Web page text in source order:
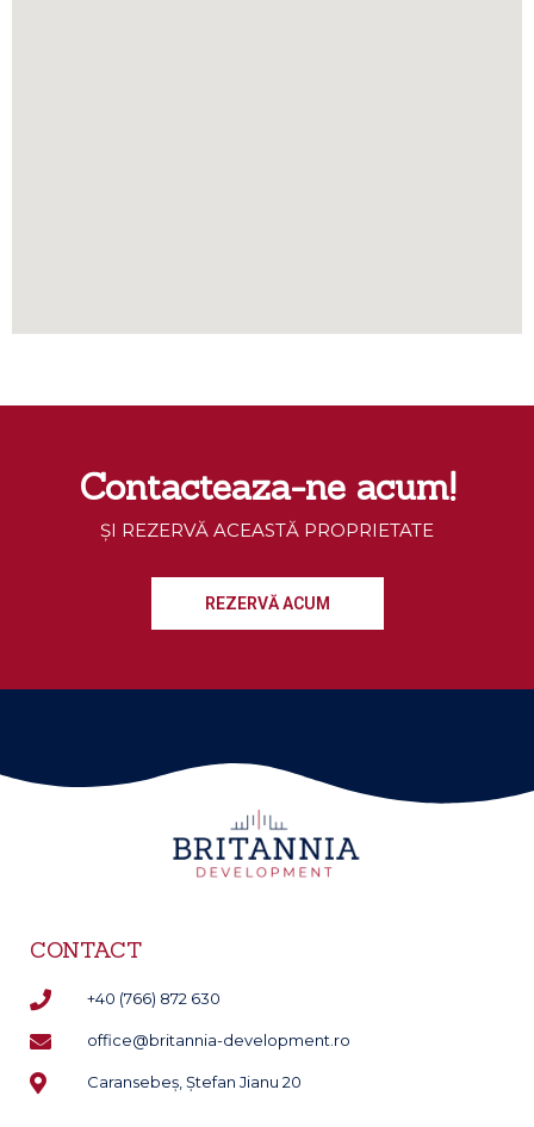
Contacteaza-ne acum!
ȘI REZERVĂ ACEASTĂ PROPRIETATE
REZERVĂ ACUM
CONTACT
‭+40 (766) 872 630‬
office@britannia-development.ro
Caransebeș, Ștefan Jianu 20